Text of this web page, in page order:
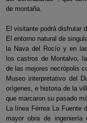
de montaña.
El visitante podrá disfrutar
El entorno natural de
la Nava del Rocío y en
los castros de Montalvo,
de las mejores necrópolis
Museo interpretativo del
orígenes, e historia de la
que marcaron su pasado
La línea Férrea La Fuente
mayor obra de